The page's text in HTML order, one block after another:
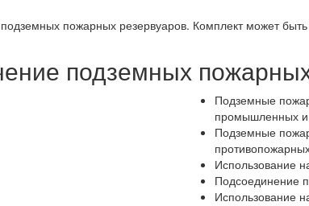
пожарных резервуаров. Комплект может
подземных
Подземные
промышленных и
Подземные
Использование
Подсоединение
Использование